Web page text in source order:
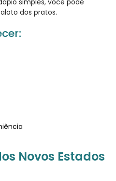
simples, você pode
dos pratos.
Novos Estados